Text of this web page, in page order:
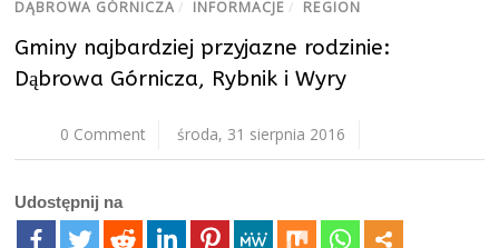
DĄBROWA GÓRNICZA / INFORMACJE / REGION
Gminy najbardziej przyjazne rodzinie:
Dąbrowa Górnicza, Rybnik i Wyry
0 Comment środa, 31 sierpnia 2016
Udostępnij na